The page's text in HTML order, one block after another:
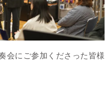
会にご参加くださった皆様